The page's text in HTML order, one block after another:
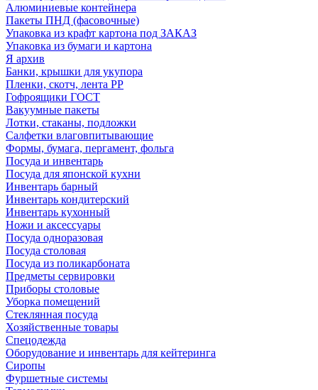
Алюминиевые контейнера
Пакеты ПНД (фасовочные)
Упаковка из крафт картона под ЗАКАЗ
Упаковка из бумаги и картона
Я архив
Банки, крышки для укупора
Пленки, скотч, лента РР
Гофроящики ГОСТ
Вакуумные пакеты
Лотки, стаканы, подложки
Салфетки влаговпитывающие
Формы, бумага, пергамент, фольга
Посуда и инвентарь
Посуда для японской кухни
Инвентарь барный
Инвентарь кондитерский
Инвентарь кухонный
Ножи и аксессуары
Посуда одноразовая
Посуда столовая
Посуда из поликарбоната
Предметы сервировки
Приборы столовые
Уборка помещений
Стеклянная посуда
Хозяйственные товары
Спецодежда
Оборудование и инвентарь для кейтеринга
Сиропы
Фуршетные системы